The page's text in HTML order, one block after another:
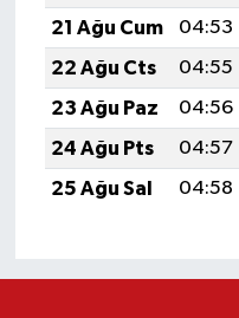
21 Ağu Cum
04:53
22 Ağu Cts
04:55
23 Ağu Paz
04:56
24 Ağu Pts
04:57
25 Ağu Sal
04:58